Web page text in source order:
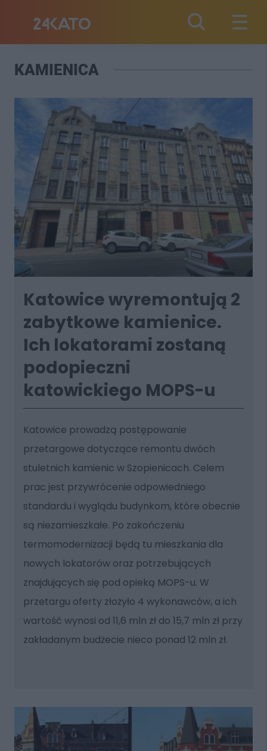
KAMIENICA
Katowice wyremontują 2
zabytkowe kamienice.
Ich lokatorami zostaną
podopieczni
katowickiego MOPS-u
Katowice prowadzą postępowanie
przetargowe dotyczące remontu dwóch
stuletnich kamienic w Szopienicach. Celem
prac jest przywrócenie odpowiedniego
standardu i wyglądu budynkom, które obecnie
są niezamieszkałe. Po zakończeniu
termomodernizacji będą tu mieszkania dla
nowych lokatorów oraz potrzebujących
znajdujących się pod opieką MOPS-u. W
przetargu oferty złożyło 4 wykonawców, a ich
wartość wynosi od 11,6 mln zł do 15,7 mln zł przy
zakładanym budżecie nieco ponad 12 mln zł.